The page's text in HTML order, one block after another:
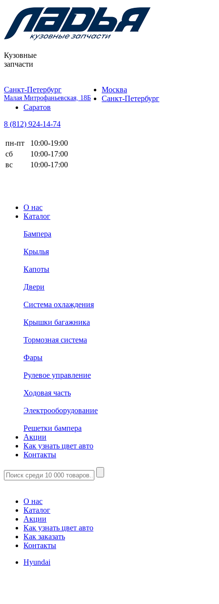
Кузовные
запчасти
Санкт-Петербург
Малая Митрофаньевская, 18Б
Москва
Санкт-Петербург
Саратов
8 (812) 924-14-74
пн-пт
10:00-19:00
сб
10:00-17:00
вс
10:00-17:00
О нас
Каталог
Бампера
Крылья
Капоты
Двери
Система охлаждения
Крышки багажника
Тормозная система
Фары
Рулевое управление
Ходовая часть
Электрооборудование
Решетки бампера
Акции
Как узнать цвет авто
Контакты
О нас
Каталог
Акции
Как узнать цвет авто
Как заказать
Контакты
Hyundai